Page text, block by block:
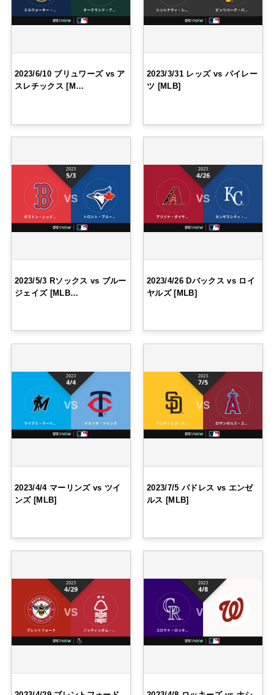
2023/6/10 ブリュワーズ vs ア
スレチックス [M…
2023/3/31 レッズ vs パイレー
ツ [MLB]
2023/5/3 Rソックス vs ブルー
ジェイズ [MLB…
2023/4/26 Dバックス vs ロイ
ヤルズ [MLB]
2023/4/4 マーリンズ vs ツイ
ンズ [MLB]
2023/7/5 パドレス vs エンゼ
ルス [MLB]